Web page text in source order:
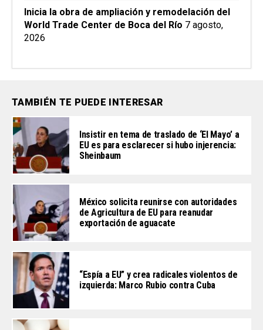
Inicia la obra de ampliación y remodelación del
World Trade Center de Boca del Río 7 agosto,
2026
TAMBIÉN TE PUEDE INTERESAR
Insistir en tema de traslado de ‘El Mayo’ a
EU es para esclarecer si hubo injerencia:
Sheinbaum
México solicita reunirse con autoridades
de Agricultura de EU para reanudar
exportación de aguacate
“Espía a EU” y crea radicales violentos de
izquierda: Marco Rubio contra Cuba